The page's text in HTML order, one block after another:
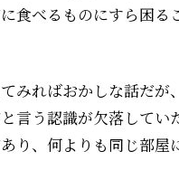
食べるものにすら困
みればおかしな話だが
言う認識が欠落して
り、何よりも同じ部